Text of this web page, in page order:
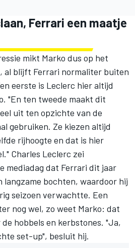
Ferrari een maatje
mikt Marko dus op het
al blijft Ferrari normaliter buiten
eerste is Leclerc hier altijd
"En ten tweede maakt dit
uit ten opzichte van de
gebruiken. Ze kiezen altijd
rijhoogte en dat is hier
Charles Leclerc zei
mediadag dat Ferrari dit jaar
langzame bochten, waardoor hij
seizoen verwachtte. Een
nog wel, zo weet Marko: dat
hobbels en kerbstones. "Ja,
set-up", besluit hij.